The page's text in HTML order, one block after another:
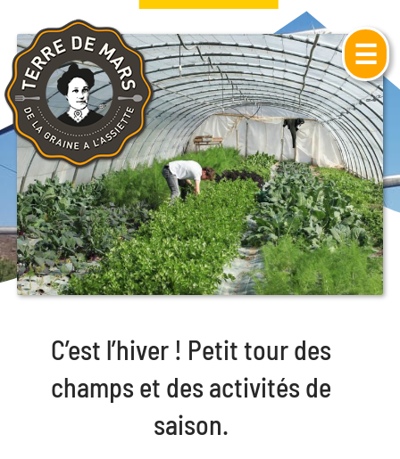
☰
C’est l’hiver ! Petit tour des
champs et des activités de
saison.